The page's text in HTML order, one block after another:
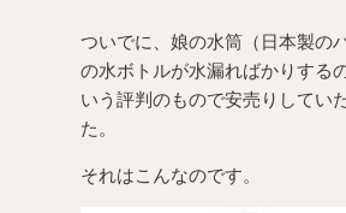
ついでに、娘の水筒（日本製の
の水ボトルが水漏ればかりする
いう評判のもので安売りしてい
た。
それはこんなのです。